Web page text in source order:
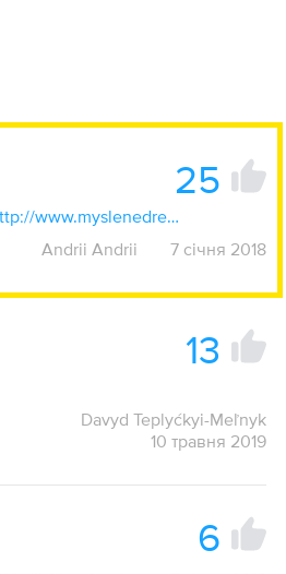
25
http://www.myslenedrevo.com.ua/uk/Sci/Linguistics/rejestr/K-O.html
Andrii Andrii 7 січня 2018
13
Davyd Teplyćkyi-Meľnyk
10 травня 2019
6